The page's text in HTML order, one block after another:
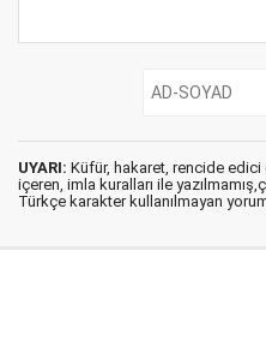
UYARI: Küfür, hakaret, rencide edici
içeren, imla kuralları ile
Türkçe karakter kullanılmayan